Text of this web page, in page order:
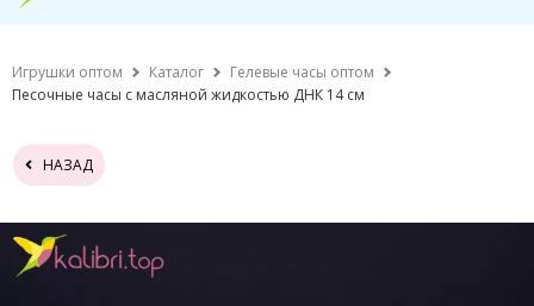
Игрушки оптом Каталог
Гелевые часы оптом
Песочные часы с масляной жидкостью ДНК 14 см
НАЗАД